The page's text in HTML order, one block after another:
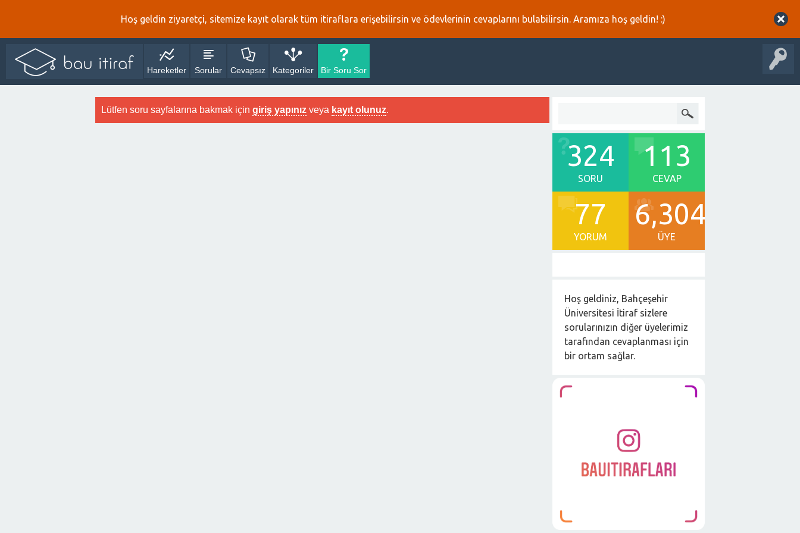
Hoş geldin ziyaretçi, sitemize kayıt olarak tüm itiraflara erişebilirsin ve ödevlerinin cevaplarını bulabilirsin. Aramıza hoş geldin! :)
Hareketler Sorular Cevapsız Kategoriler Bir Soru Sor
Lütfen soru sayfalarına bakmak için giriş yapınız veya kayıt olunuz.
324
SORU
113
CEVAP
77
YORUM
6,304
ÜYE
Hoş geldiniz, Bahçeşehir
Üniversitesi İtiraf sizlere
sorularınızın diğer üyelerimiz
tarafından cevaplanması için
bir ortam sağlar.